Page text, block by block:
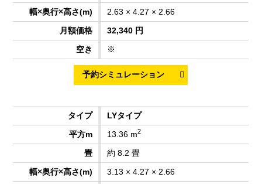
2.63 × 4.27 × 2.66
32,340 円
※
LYタイプ
13.36 m2
約 8.2 畳
3.13 × 4.27 × 2.66